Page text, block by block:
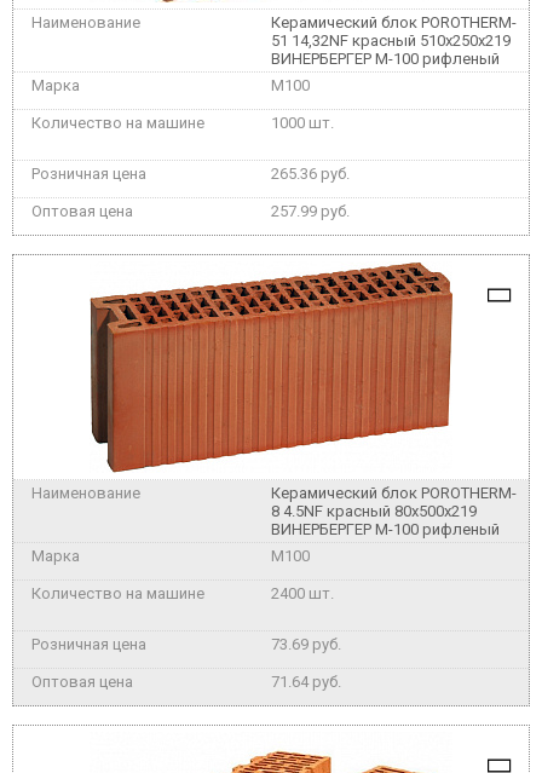
Керамический блок POROTHERM-
51 14,32NF красный 510x250x219
ВИНЕРБЕРГЕР М-100 рифленый
M100
1000 шт.
265.36 руб.
257.99 руб.
Керамический блок POROTHERM-
8 4.5NF красный 80x500x219
ВИНЕРБЕРГЕР М-100 рифленый
M100
2400 шт.
73.69 руб.
71.64 руб.